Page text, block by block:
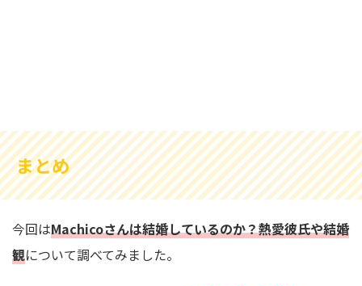
まとめ
今回はMachicoさんは結婚しているのか？熱愛彼氏や結婚
観について調べてみました。